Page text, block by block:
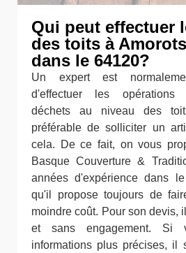
Qui peut effectuer
des toits à
dans le 64120?
Un expert est
d'effectuer les opérations
déchets au niveau des
préférable de solliciter un
cela. De ce fait, on vous
Basque Couverture &
années d'expérience dans
qu'il propose toujours de
moindre coût. Pour son devis,
et sans engagement. Si
informations plus précises, il